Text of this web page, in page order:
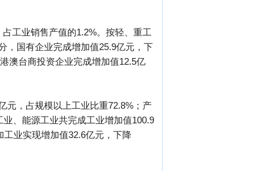
工业销售产值的1.2%。按轻、重工
，国有企业完成增加值25.9亿元，下
澳台商投资企业完成增加值12.5亿
元，占规模以上工业比重72.8%；产
、能源工业共完成工业增加值100.9
业实现增加值32.6亿元，下降